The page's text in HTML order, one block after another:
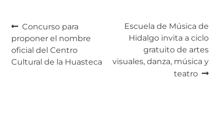
Navegación
de
entradas
Anterior:
Concurso para
proponer el nombre
oficial del Centro
Cultural de la Huasteca
Siguiente:
Escuela de Música de
Hidalgo invita a ciclo
gratuito de artes
visuales, danza, música y
teatro